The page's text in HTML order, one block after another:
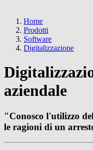
Home
Prodotti
Software
Digitalizzazione
aziendale
"Conosco l'utilizzo
le ragioni di un